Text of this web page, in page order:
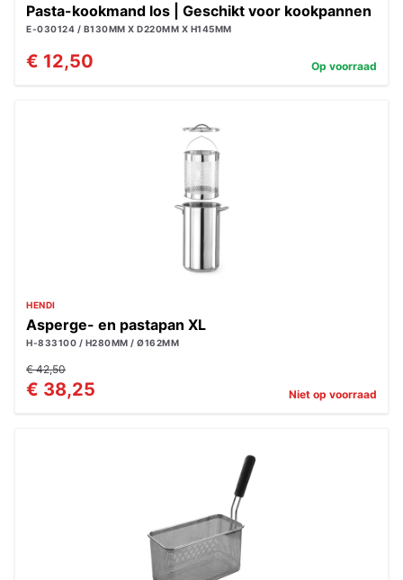
Pasta-kookmand los | Geschikt voor kookpannen
E-030124 / B130MM X D220MM X H145MM
€ 12,50 Op voorraad
HENDI
Asperge- en pastapan XL
H-833100 / H280MM / Ø162MM
€ 42,50
€ 38,25 Niet op voorraad